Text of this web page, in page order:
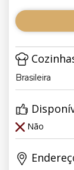
Brasileira
Não